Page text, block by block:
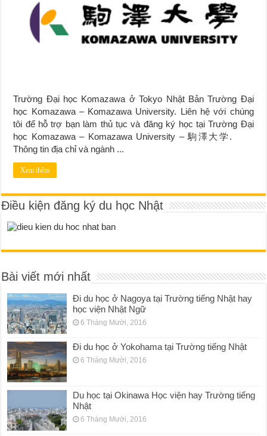
Trường Đại học Komazawa ở Tokyo Nhật Bản Trường Đại
học Komazawa – Komazawa University. Liên hệ với chúng
tôi để hỗ trợ bạn làm thủ tục và đăng ký học tại Trường Đại
học Komazawa – Komazawa University – 駒澤大学.
Thông tin địa chỉ và ngành ...
Xem thêm
Điều kiện đăng ký du học Nhật
Bài viết mới nhất
Đi du học ở Nagoya tại Trường tiếng Nhật hay
học viện Nhật Ngữ
6 Tháng Mười, 2016
Đi du học ở Yokohama tại Trường tiếng Nhật
6 Tháng Mười, 2016
Du học tại Okinawa Học viện hay Trường tiếng
Nhật
6 Tháng Mười, 2016